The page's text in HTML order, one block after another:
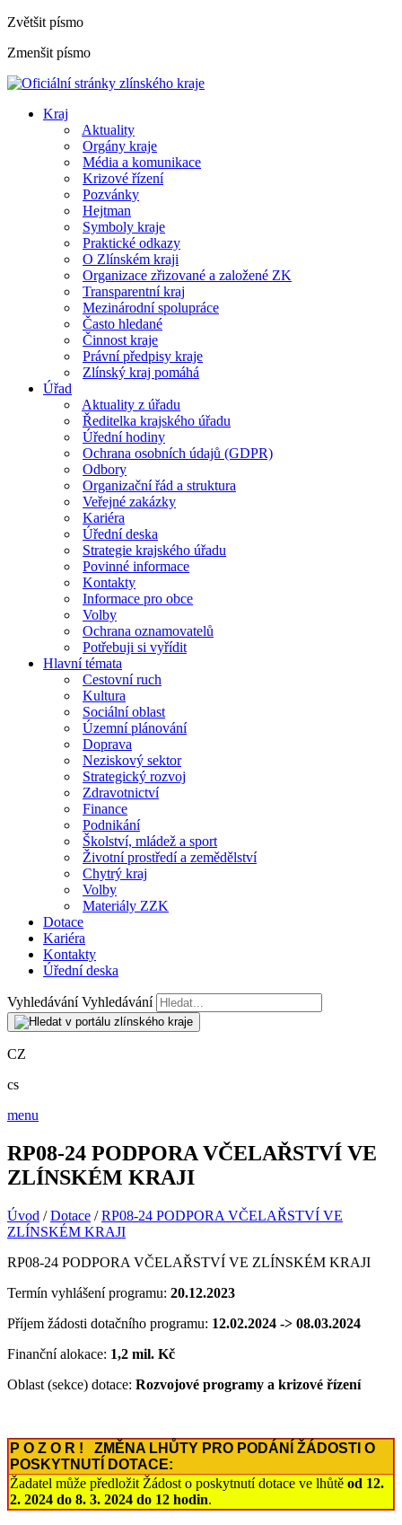
Zvětšit písmo
Zmenšit písmo
Kraj
Aktuality
Orgány kraje
Média a komunikace
Krizové řízení
Pozvánky
Hejtman
Symboly kraje
Praktické odkazy
O Zlínském kraji
Organizace zřizované a založené ZK
Transparentní kraj
Mezinárodní spolupráce
Často hledané
Činnost kraje
Právní předpisy kraje
Zlínský kraj pomáhá
Úřad
Aktuality z úřadu
Ředitelka krajského úřadu
Úřední hodiny
Ochrana osobních údajů (GDPR)
Odbory
Organizační řád a struktura
Veřejné zakázky
Kariéra
Úřední deska
Strategie krajského úřadu
Povinné informace
Kontakty
Informace pro obce
Volby
Ochrana oznamovatelů
Potřebuji si vyřídit
Hlavní témata
Cestovní ruch
Kultura
Sociální oblast
Územní plánování
Doprava
Neziskový sektor
Strategický rozvoj
Zdravotnictví
Finance
Podnikání
Školství, mládež a sport
Životní prostředí a zemědělství
Chytrý kraj
Volby
Materiály ZZK
Dotace
Kariéra
Kontakty
Úřední deska
Vyhledávání Vyhledávání
CZ
cs
menu
RP08-24 PODPORA VČELAŘSTVÍ VE
ZLÍNSKÉM KRAJI
Úvod /Dotace /RP08-24 PODPORA VČELAŘSTVÍ VE
ZLÍNSKÉM KRAJI
RP08-24 PODPORA VČELAŘSTVÍ VE ZLÍNSKÉM KRAJI
Termín vyhlášení programu: 20.12.2023
Příjem žádosti dotačního programu: 12.02.2024 -> 08.03.2024
Finanční alokace: 1,2 mil. Kč
Oblast (sekce) dotace: Rozvojové programy a krizové řízení
P O Z O R ! ZMĚNA LHŮTY PRO PODÁNÍ ŽÁDOSTI O
POSKYTNUTÍ DOTACE:
Žadatel může předložit Žádost o poskytnutí dotace ve lhůtě od 12.
2. 2024 do 8. 3. 2024 do 12 hodin.